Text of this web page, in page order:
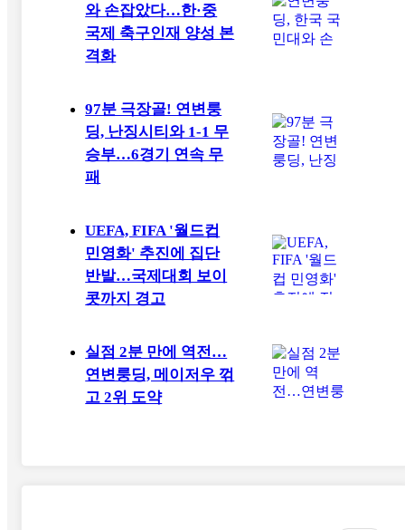
와 손잡았다…한·중
국제 축구인재 양성 본
격화
97분 극장골! 연변룽
딩, 난징시티와 1-1 무
승부…6경기 연속 무
패
UEFA, FIFA '월드컵
민영화' 추진에 집단
반발…국제대회 보이
콧까지 경고
실점 2분 만에 역전…
연변룽딩, 메이저우 꺾
고 2위 도약